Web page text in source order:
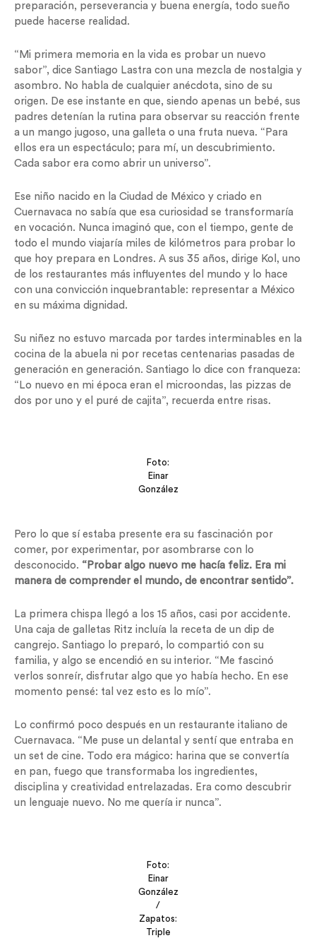
preparación, perseverancia y buena energía, todo sueño
puede hacerse realidad.
“Mi primera memoria en la vida es probar un nuevo
sabor”, dice Santiago Lastra con una mezcla de nostalgia y
asombro. No habla de cualquier anécdota, sino de su
origen. De ese instante en que, siendo apenas un bebé, sus
padres detenían la rutina para observar su reacción frente
a un mango jugoso, una galleta o una fruta nueva. “Para
ellos era un espectáculo; para mí, un descubrimiento.
Cada sabor era como abrir un universo”.
Ese niño nacido en la Ciudad de México y criado en
Cuernavaca no sabía que esa curiosidad se transformaría
en vocación. Nunca imaginó que, con el tiempo, gente de
todo el mundo viajaría miles de kilómetros para probar lo
que hoy prepara en Londres. A sus 35 años, dirige Kol, uno
de los restaurantes más influyentes del mundo y lo hace
con una convicción inquebrantable: representar a México
en su máxima dignidad.
Su niñez no estuvo marcada por tardes interminables en la
cocina de la abuela ni por recetas centenarias pasadas de
generación en generación. Santiago lo dice con franqueza:
“Lo nuevo en mi época eran el microondas, las pizzas de
dos por uno y el puré de cajita”, recuerda entre risas.
Foto:
Einar
González
Pero lo que sí estaba presente era su fascinación por
comer, por experimentar, por asombrarse con lo
desconocido. “Probar algo nuevo me hacía feliz. Era mi
manera de comprender el mundo, de encontrar sentido”.
La primera chispa llegó a los 15 años, casi por accidente.
Una caja de galletas Ritz incluía la receta de un dip de
cangrejo. Santiago lo preparó, lo compartió con su
familia, y algo se encendió en su interior. “Me fascinó
verlos sonreír, disfrutar algo que yo había hecho. En ese
momento pensé: tal vez esto es lo mío”.
Lo confirmó poco después en un restaurante italiano de
Cuernavaca. “Me puse un delantal y sentí que entraba en
un set de cine. Todo era mágico: harina que se convertía
en pan, fuego que transformaba los ingredientes,
disciplina y creatividad entrelazadas. Era como descubrir
un lenguaje nuevo. No me quería ir nunca”.
Foto:
Einar
González
/
Zapatos:
Triple